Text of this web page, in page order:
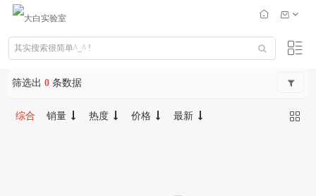
筛选出 0 条数据
综合 销量 热度 价格 最新